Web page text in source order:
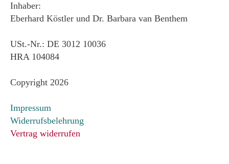
Inhaber:
Eberhard Köstler und Dr. Barbara van Benthem
USt.-Nr.: DE 3012 10036
HRA 104084
Copyright 2026
Impressum
Widerrufsbelehrung
Vertrag widerrufen